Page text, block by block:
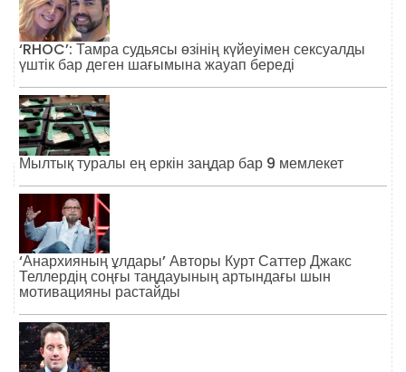
‘RHOC’: Тамра судьясы өзінің күйеуімен сексуалды
үштік бар деген шағымына жауап береді
Мылтық туралы ең еркін заңдар бар 9 мемлекет
‘Анархияның ұлдары’ Авторы Курт Саттер Джакс
Теллердің соңғы таңдауының артындағы шын
мотивацияны растайды